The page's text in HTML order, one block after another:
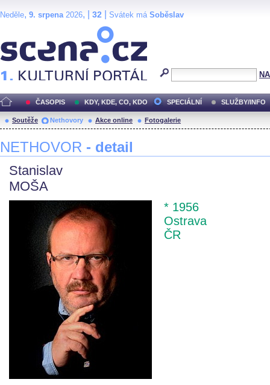
Neděle, 9. srpena2026, | 32 Svátek má Soběslav
ČASOPIS KDY, KDE, CO, KDO SPECIÁLNÍ SLUŽBY/INFO
Soutěže Nethovory Akce online Fotogalerie
NETHOVOR - detail
Stanislav
MOŠA
* 1956
Ostrava
ČR